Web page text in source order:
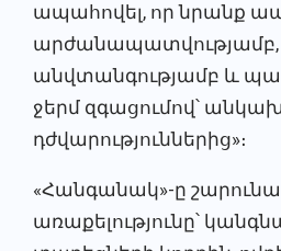
ապահովել, որ նրանք
արժանապատվությամբ,
անվտանգությամբ և
ջերմ զգացումով՝
դժվարություններից»։
«Հանգանակ»-ը
առաքելությունը՝